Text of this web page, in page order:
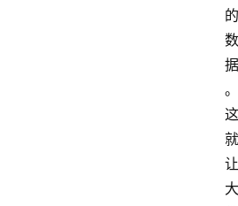
的
数
据
。
这
就
让
大